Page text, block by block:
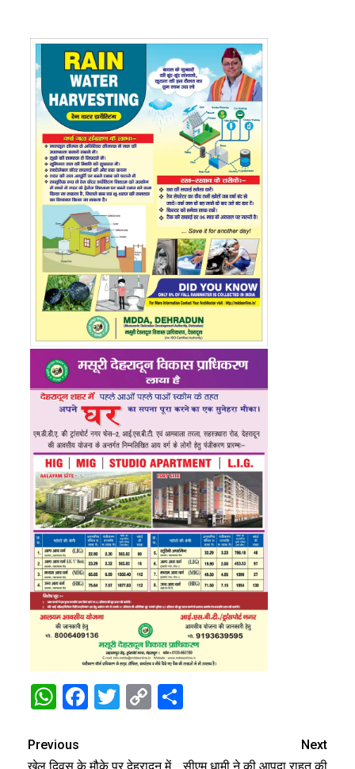
WhatsApp
Facebook
Twitter
Copy
Previous
खेल दिवस के मौके पर देहरादून में
Next
सीएम धामी ने की आपदा राहत की